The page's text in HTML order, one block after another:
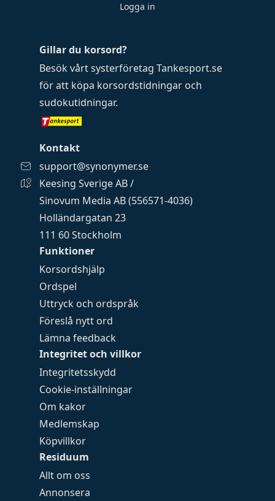
Funktioner
Korsordshjälp
Ordspel
Uttryck och ordspråk
Föreslå nytt ord
Lämna feedback
Integritet och villkor
Integritetsskydd
Cookie-inställningar
Om kakor
Medlemskap
Köpvillkor
Residuum
Allt om oss
Annonsera
Gillar du korsord?
Besök vårt systerföretag Tankesport.se
för att köpa korsordstidningar och
sudokutidningar.
Kontakt
support@synonymer.se
Keesing Sverige AB /
Sinovum Media AB (556571-4036)
Holländargatan 23
111 60 Stockholm
Logga in